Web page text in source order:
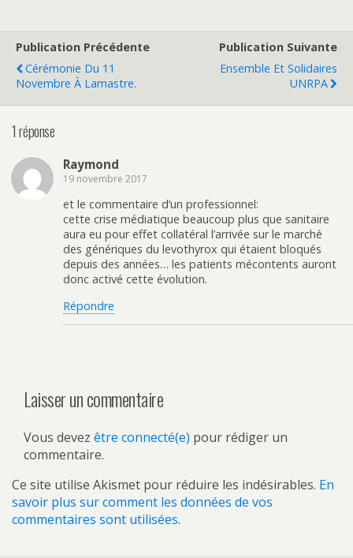
Publication Précédente
Cérémonie Du 11
Novembre À Lamastre.
Publication Suivante
Ensemble Et Solidaires
UNRPA
1 réponse
Raymond
19 novembre 2017
et le commentaire d’un professionnel:
cette crise médiatique beaucoup plus que sanitaire
aura eu pour effet collatéral l’arrivée sur le marché
des génériques du levothyrox qui étaient bloqués
depuis des années… les patients mécontents auront
donc activé cette évolution.
Répondre
Laisser un commentaire
Vous devez être connecté(e) pour rédiger un
commentaire.
Ce site utilise Akismet pour réduire les indésirables. En
savoir plus sur comment les données de vos
commentaires sont utilisées.